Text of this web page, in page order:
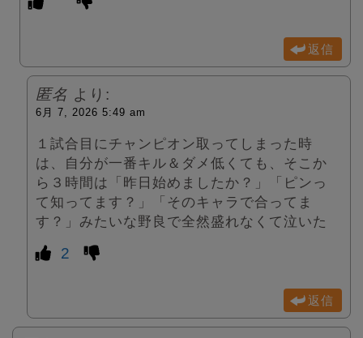
返信
匿名 より:
6月 7, 2026 5:49 am
１試合目にチャンピオン取ってしまった時
は、自分が一番キル＆ダメ低くても、そこか
ら３時間は「昨日始めましたか？」「ピンっ
て知ってます？」「そのキャラで合ってま
す？」みたいな野良で全然盛れなくて泣いた
2
返信